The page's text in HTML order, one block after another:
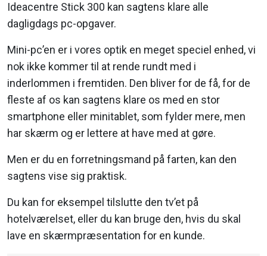
Ideacentre Stick 300 kan sagtens klare alle
dagligdags pc-opgaver.
Mini-pc’en er i vores optik en meget speciel enhed, vi
nok ikke kommer til at rende rundt med i
inderlommen i fremtiden. Den bliver for de få, for de
fleste af os kan sagtens klare os med en stor
smartphone eller minitablet, som fylder mere, men
har skærm og er lettere at have med at gøre.
Men er du en forretningsmand på farten, kan den
sagtens vise sig praktisk.
Du kan for eksempel tilslutte den tv’et på
hotelværelset, eller du kan bruge den, hvis du skal
lave en skærmpræsentation for en kunde.